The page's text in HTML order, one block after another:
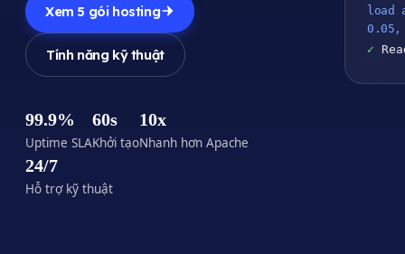
Xem 5 gói hosting
Tính năng kỹ thuật
99.9%
Uptime SLA
60s
Khởi tạo
10x
Nhanh hơn Apache
24/7
Hỗ trợ kỹ thuật
load
0.05,
✓